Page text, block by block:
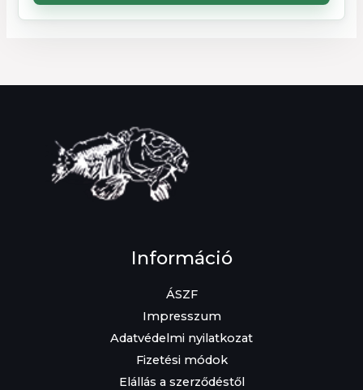
Információ
ÁSZF
Impresszum
Adatvédelmi nyilatkozat
Fizetési módok
Elállás a szerződéstől